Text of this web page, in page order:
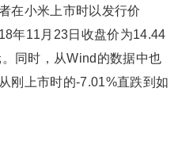
在小米上市时以发行价
年11月23日收盘价为14.44
同时，从Wind的数据中也
刚上市时的-7.01%直跌到如